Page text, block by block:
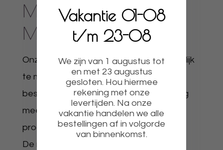
MAKKELIJK TE
MONTEREN
Onze houten kindernamen zijn gemakkelijk
te monteren met montage kit. Bij elke
bestelling word een montagehandleiding
meegeleverd zodat u het
product eenvoudig kunt aanbrengen.
De montage van de namen is op eigen
Vakantie 01-08
t/m 23-08
We zijn van 1 augustus tot
en met 23 augustus
gesloten. Hou hiermee
rekening met onze
levertijden. Na onze
vakantie handelen we alle
bestellingen af in volgorde
van binnenkomst.